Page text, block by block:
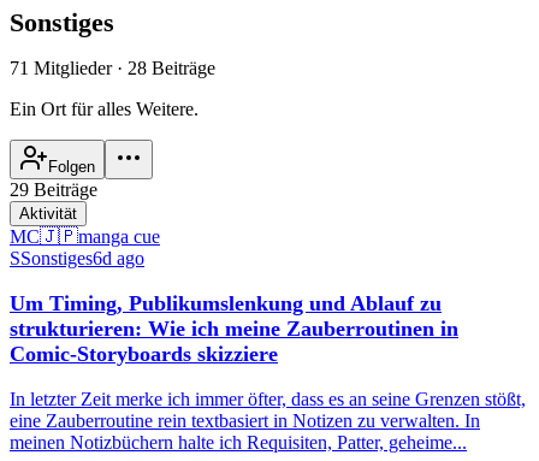
Sonstiges
71 Mitglieder· 28 Beiträge
Ein Ort für alles Weitere.
Folgen
29 Beiträge
Aktivität
MC🇯🇵manga cue
SSonstiges6d ago
Um Timing, Publikumslenkung und Ablauf zu
strukturieren: Wie ich meine Zauberroutinen in
Comic-Storyboards skizziere
In letzter Zeit merke ich immer öfter, dass es an seine Grenzen stößt,
eine Zauberroutine rein textbasiert in Notizen zu verwalten. In
meinen Notizbüchern halte ich Requisiten, Patter, geheime...